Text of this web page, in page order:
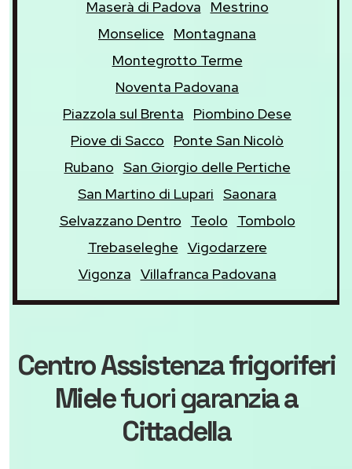
Maserà di Padova
Mestrino
Monselice
Montagnana
Montegrotto Terme
Noventa Padovana
Piazzola sul Brenta
Piombino Dese
Piove di Sacco
Ponte San Nicolò
Rubano San Giorgio delle Pertiche
San Martino di Lupari Saonara
Selvazzano Dentro
Teolo
Tombolo
Trebaseleghe Vigodarzere
Vigonza Villafranca Padovana
Centro Assistenza frigoriferi
Mielefuori garanziaa
Cittadella